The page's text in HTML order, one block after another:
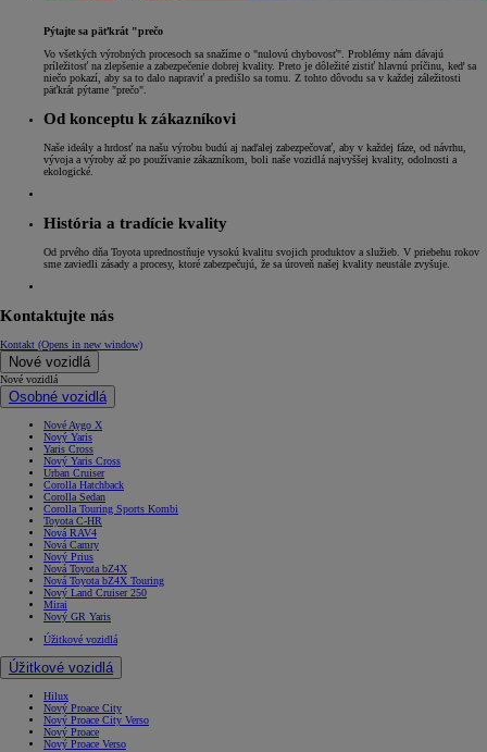
Pýtajte sa päťkrát "prečo
Vo všetkých výrobných procesoch sa snažíme o "nulovú chybovosť". Problémy nám dávajú
príležitosť na zlepšenie a zabezpečenie dobrej kvality. Preto je dôležité zistiť hlavnú príčinu, keď sa
niečo pokazí, aby sa to dalo napraviť a predišlo sa tomu. Z tohto dôvodu sa v každej záležitosti
päťkrát pýtame "prečo".
Od konceptu k zákazníkovi
Naše ideály a hrdosť na našu výrobu budú aj naďalej zabezpečovať, aby v každej fáze, od návrhu,
vývoja a výroby až po používanie zákazníkom, boli naše vozidlá najvyššej kvality, odolnosti a
ekologické.
História a tradície kvality
Od prvého dňa Toyota uprednostňuje vysokú kvalitu svojich produktov a služieb. V priebehu rokov
sme zaviedli zásady a procesy, ktoré zabezpečujú, že sa úroveň našej kvality neustále zvyšuje.
Kontaktujte nás
Kontakt (Opens in new window)
Nové vozidlá
Nové vozidlá
Osobné vozidlá
Nové Aygo X
Nový Yaris
Yaris Cross
Nový Yaris Cross
Urban Cruiser
Corolla Hatchback
Corolla Sedan
Corolla Touring Sports Kombi
Toyota C-HR
Nová RAV4
Nová Camry
Nový Prius
Nová Toyota bZ4X
Nová Toyota bZ4X Touring
Nový Land Cruiser 250
Mirai
Nový GR Yaris
Úžitkové vozidlá
Úžitkové vozidlá
Hilux
Nový Proace City
Nový Proace City Verso
Nový Proace
Nový Proace Verso